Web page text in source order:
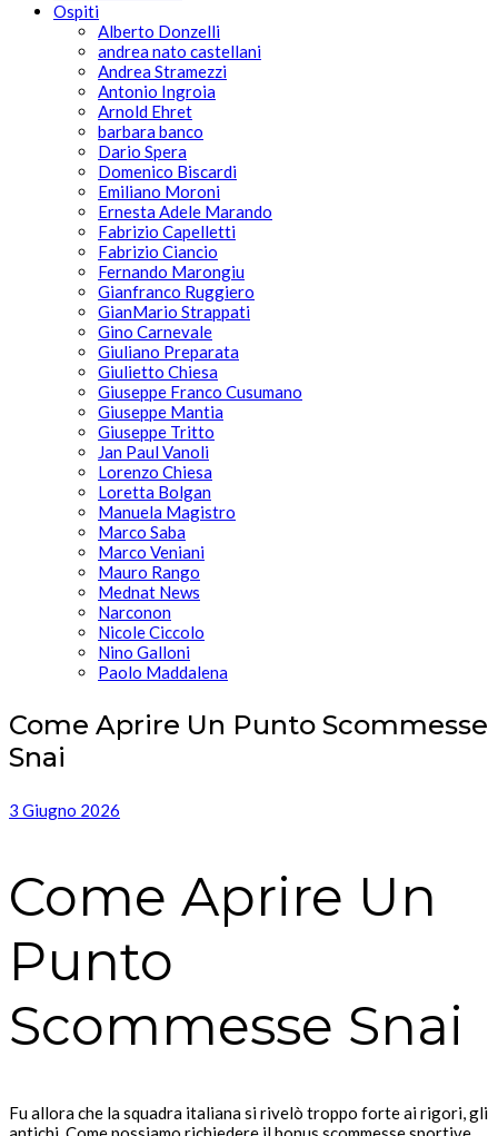
Ospiti
Alberto Donzelli
andrea nato castellani
Andrea Stramezzi
Antonio Ingroia
Arnold Ehret
barbara banco
Dario Spera
Domenico Biscardi
Emiliano Moroni
Ernesta Adele Marando
Fabrizio Capelletti
Fabrizio Ciancio
Fernando Marongiu
Gianfranco Ruggiero
GianMario Strappati
Gino Carnevale
Giuliano Preparata
Giulietto Chiesa
Giuseppe Franco Cusumano
Giuseppe Mantia
Giuseppe Tritto
Jan Paul Vanoli
Lorenzo Chiesa
Loretta Bolgan
Manuela Magistro
Marco Saba
Marco Veniani
Mauro Rango
Mednat News
Narconon
Nicole Ciccolo
Nino Galloni
Paolo Maddalena
Come Aprire Un Punto Scommesse
Snai
3 Giugno 2026
Come Aprire Un
Punto
Scommesse Snai
Fu allora che la squadra italiana si rivelò troppo forte ai rigori, gli